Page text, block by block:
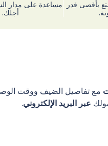
بأقصى قدر
مساعدة على مدار
أجلك.
مع تفاصيل الضيف ووقت
عبر البريد الإلكتروني.